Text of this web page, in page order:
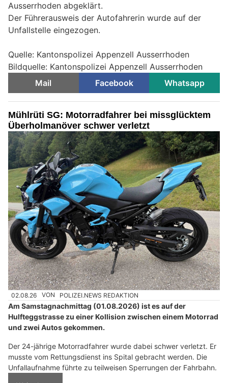
Ausserrhoden abgeklärt.
Der Führerausweis der Autofahrerin wurde auf der
Unfallstelle eingezogen.
Quelle: Kantonspolizei Appenzell Ausserrhoden
Bildquelle: Kantonspolizei Appenzell Ausserrhoden
Mail
Facebook Whatsapp
Mühlrüti SG: Motorradfahrer bei missglücktem
Überholmanöver schwer verletzt
02.08.26 VON POLIZEI.NEWS REDAKTION
Am Samstagnachmittag (01.08.2026) ist es auf der
Hulfteggstrasse zu einer Kollision zwischen einem Motorrad
und zwei Autos gekommen.
Der 24-jährige Motorradfahrer wurde dabei schwer verletzt. Er
musste vom Rettungsdienst ins Spital gebracht werden. Die
Unfallaufnahme führte zu teilweisen Sperrungen der Fahrbahn.